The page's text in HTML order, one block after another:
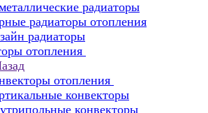
радиаторы
радиаторы отопления
радиаторы
отопления
отопления
конвекторы
конвекторы